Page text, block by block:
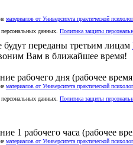
материалов от Университета практической
данных. Политика защиты
переданы третьим лицам
Вам в ближайшее время!
рабочего дня (рабочее
материалов от Университета практической
данных. Политика защиты
1 рабочего часа (рабочее
материалов от Университета практической